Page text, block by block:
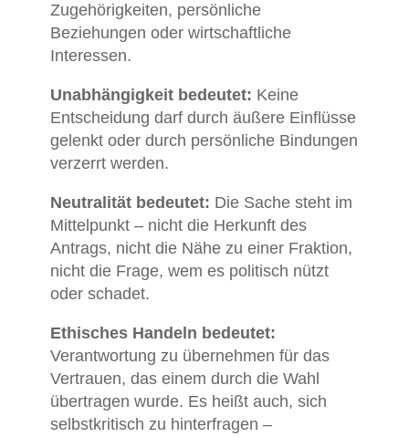
Zugehörigkeiten, persönliche
Beziehungen oder wirtschaftliche
Interessen.
Unabhängigkeit bedeutet: Keine
Entscheidung darf durch äußere Einflüsse
gelenkt oder durch persönliche Bindungen
verzerrt werden.
Neutralität bedeutet: Die Sache steht im
Mittelpunkt – nicht die Herkunft des
Antrags, nicht die Nähe zu einer Fraktion,
nicht die Frage, wem es politisch nützt
oder schadet.
Ethisches Handeln bedeutet:
Verantwortung zu übernehmen für das
Vertrauen, das einem durch die Wahl
übertragen wurde. Es heißt auch, sich
selbstkritisch zu hinterfragen –